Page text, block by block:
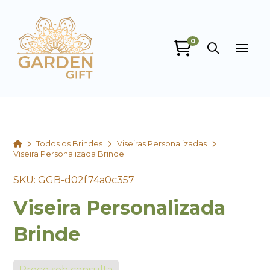
0
HomeTodos os Brindes
Viseiras Personalizadas
Viseira Personalizada Brinde
SKU: GGB-d02f74a0c357
Viseira Personalizada
Brinde
Garden Gift
online